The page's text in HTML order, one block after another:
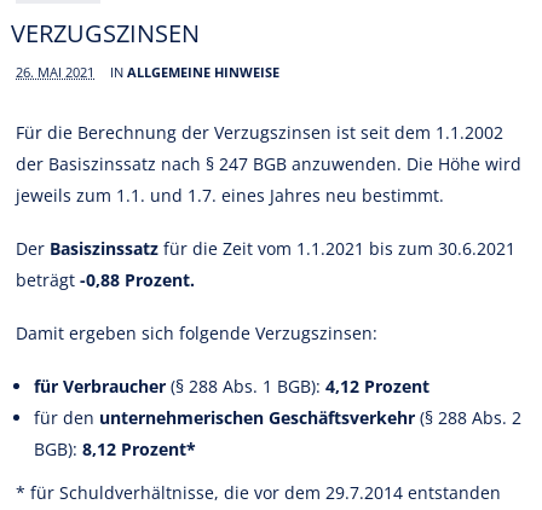
VERZUGSZINSEN
26. MAI 2021 INALLGEMEINE HINWEISE
Für die Berechnung der Verzugszinsen ist seit dem 1.1.2002
der Basiszinssatz nach § 247 BGB anzuwenden. Die Höhe wird
jeweils zum 1.1. und 1.7. eines Jahres neu bestimmt.
Der Basiszinssatz für die Zeit vom 1.1.2021 bis zum 30.6.2021
beträgt-0,88 Prozent.
Damit ergeben sich folgende Verzugszinsen:
für Verbraucher(§ 288 Abs. 1 BGB):4,12 Prozent
für den unternehmerischen Geschäftsverkehr(§ 288 Abs. 2
BGB):8,12 Prozent*
* für Schuldverhältnisse, die vor dem 29.7.2014 entstanden